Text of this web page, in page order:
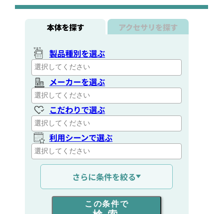
本体を探す アクセサリを探す
製品種別を選ぶ
メーカーを選ぶ
こだわりで選ぶ
利用シーンで選ぶ
通信距離を選ぶ
出力を選ぶ
さらに条件を絞る
この条件で